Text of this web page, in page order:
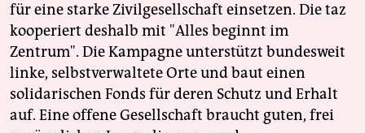
für eine starke Zivilgesellschaft einsetzen. Die taz
kooperiert deshalb mit "Alles beginnt im
Zentrum". Die Kampagne unterstützt bundesweit
linke, selbstverwaltete Orte und baut einen
solidarischen Fonds für deren Schutz und Erhalt
auf. Eine offene Gesellschaft braucht guten, frei